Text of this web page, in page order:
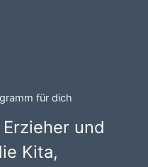
für dich
und
Kita,